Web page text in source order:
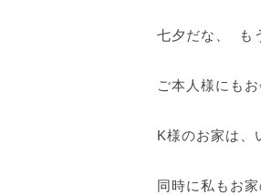
七夕だな、 も
ご本人様にも
K様のお家は、
同時に私もお